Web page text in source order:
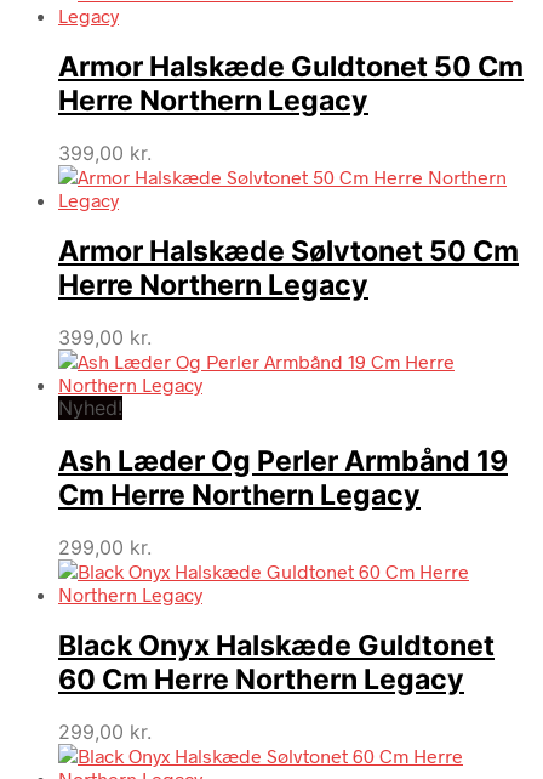
Armor Halskæde Guldtonet 50 Cm
Herre Northern Legacy
399,00 kr.
Armor Halskæde Sølvtonet 50 Cm
Herre Northern Legacy
399,00 kr.
Nyhed!
Ash Læder Og Perler Armbånd 19
Cm Herre Northern Legacy
299,00 kr.
Black Onyx Halskæde Guldtonet
60 Cm Herre Northern Legacy
299,00 kr.